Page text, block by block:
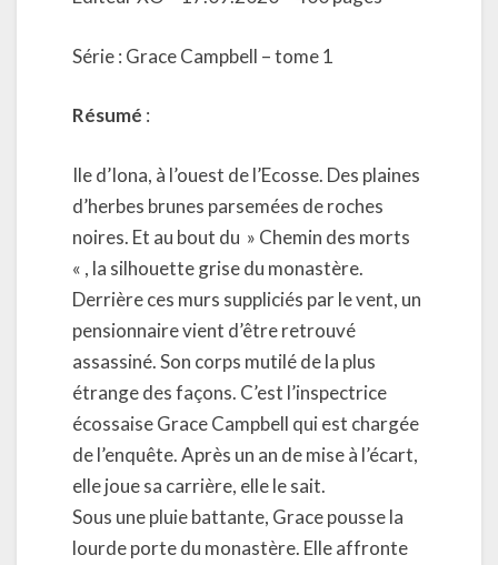
Série : Grace Campbell – tome 1
Résumé :
Ile d’Iona, à l’ouest de l’Ecosse. Des plaines
d’herbes brunes parsemées de roches
noires. Et au bout du » Chemin des morts
« , la silhouette grise du monastère.
Derrière ces murs suppliciés par le vent, un
pensionnaire vient d’être retrouvé
assassiné. Son corps mutilé de la plus
étrange des façons. C’est l’inspectrice
écossaise Grace Campbell qui est chargée
de l’enquête. Après un an de mise à l’écart,
elle joue sa carrière, elle le sait.
Sous une pluie battante, Grace pousse la
lourde porte du monastère. Elle affronte